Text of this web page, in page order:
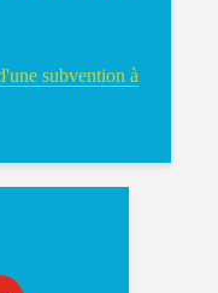
subvention à